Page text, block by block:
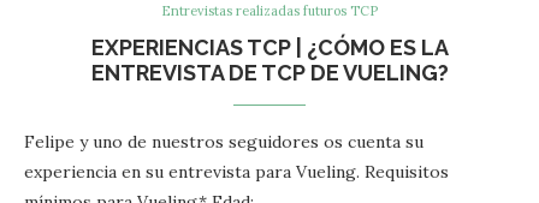
Entrevistas realizadas futuros TCP
EXPERIENCIAS TCP | ¿CÓMO ES LA
ENTREVISTA DE TCP DE VUELING?
Felipe y uno de nuestros seguidores os cuenta su
experiencia en su entrevista para Vueling. Requisitos